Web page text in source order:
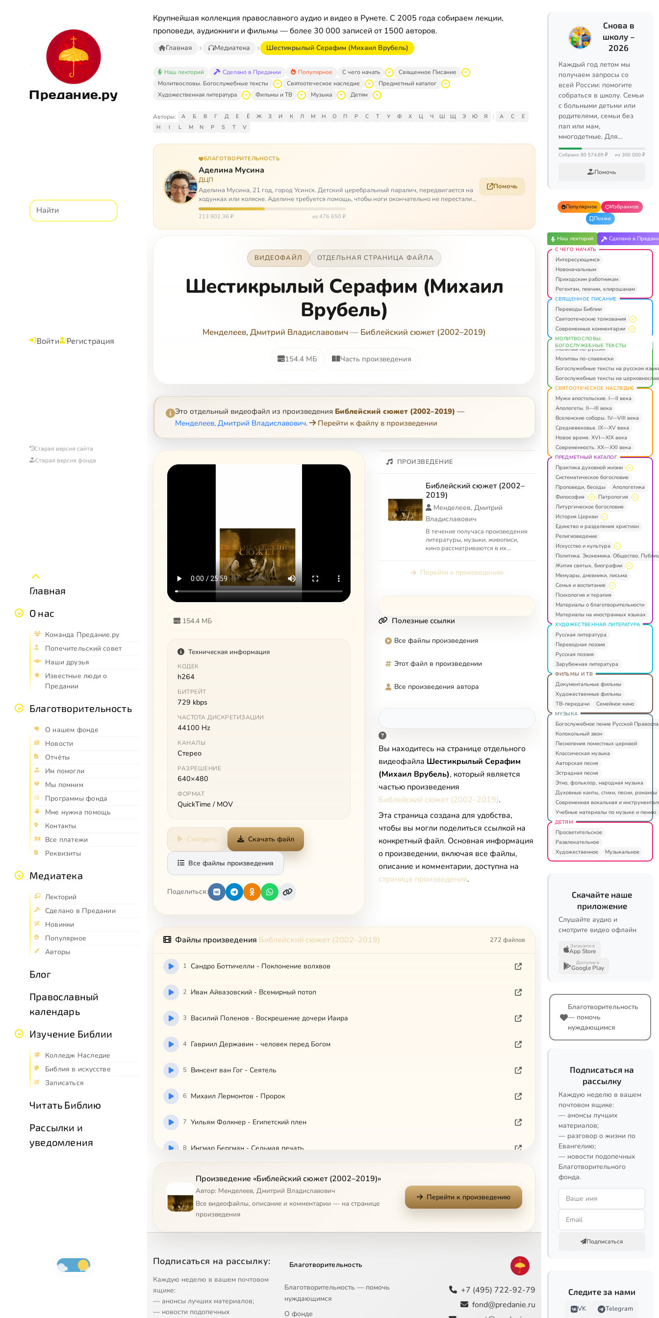
Предание.ру
Войти Регистрация
Старая версия сайта
Старая версия фонда
Главная
О нас
Команда Предание.ру
Попечительский совет
Наши друзья
Известные люди о
Предании
Благотворительность
О нашем фонде
Новости
Отчёты
Им помогли
Мы помним
Программы фонда
Мне нужна помощь
Контакты
Все платежи
Реквизиты
Медиатека
Лекторий
Сделано в Предании
Новинки
Популярное
Авторы
Блог
Православный
календарь
Изучение Библии
Колледж Наследие
Библия в искусстве
Записаться
Читать Библию
Рассылки и
уведомления
Крупнейшая коллекция православного аудио и видео в Рунете. С 2005 года собираем лекции,
проповеди, аудиокниги и фильмы — более 30 000 записей от 1500 авторов.
Главная Медиатека Шестикрылый Серафим (Михаил Врубель)
Наш лекторий Сделано в Предании Популярное С чего начать
Священное Писание
Молитвословы. Богослужебные тексты
Святоотеческое наследие
Предметный каталог
Художественная литература
Фильмы и ТВ Музыка Детям
Авторы: А Б В Г Д Е Ё Ж З И К Л М Н О П Р С Т У Ф Х Ц Ч Ш Щ Э Ю Я | A C
E
H
I L M N P S T V
БЛАГОТВОРИТЕЛЬНОСТЬ
Аделина Мусина
ДЦП
Аделина Мусина, 21 год, город Усинск. Детский церебральный паралич, передвигается на
ходунках или коляске. Аделине требуется помощь, чтобы ноги окончательно не перестали
слушаться…
213 902,36 ₽ из 476 650 ₽
Помочь
ВИДЕОФАЙЛ ОТДЕЛЬНАЯ СТРАНИЦА ФАЙЛА
Шестикрылый Серафим (Михаил
Врубель)
Менделеев, Дмитрий Владиславович— Библейский сюжет (2002–2019)
154.4 МБ Часть произведения
Это отдельный видеофайл из произведения Библейский сюжет (2002–2019) —
Менделеев, Дмитрий Владиславович. Перейти к файлу в произведении
154.4 МБ
Техническая информация
КОДЕК
h264
БИТРЕЙТ
729 kbps
ЧАСТОТА ДИСКРЕТИЗАЦИИ
44100 Hz
КАНАЛЫ
Стерео
РАЗРЕШЕНИЕ
640×480
ФОРМАТ
QuickTime / MOV
Смотреть Скачать файл
Все файлы произведения
Поделиться:
ПРОИЗВЕДЕНИЕ
Библейский сюжет (2002–
2019)
Менделеев, Дмитрий
Владиславович
В течение получаса произведения
литературы, музыки, живописи,
кино рассматриваются в их
Священно...
Перейти к произведению
Полезные ссылки
Все файлы произведения
Этот файл в произведении
Все произведения автора
Вы находитесь на странице отдельного
видеофайла Шестикрылый Серафим
(Михаил Врубель), который является
частью произведения
Библейский сюжет (2002–2019).
Эта страница создана для удобства,
чтобы вы могли поделиться ссылкой на
конкретный файл. Основная информация
о произведении, включая все файлы,
описание и комментарии, доступна на
странице произведения.
Файлы произведения Библейский сюжет (2002–2019) 272 файлов
1 Сандро Боттичелли - Поклонение волхвов
2 Иван Айвазовский - Всемирный потоп
3 Василий Поленов - Воскрешение дочери Иаира
4 Гавриил Державин - человек перед Богом
5 Винсент ван Гог - Сеятель
6 Михаил Лермонтов - Пророк
7 Уильям Фолкнер - Египетский плен
8 Ингмар Бергман - Седьмая печать
Сальвадор Дали - Тайная Вечеря
10 Илья Репин - Иов и его друзья
13 Иван Крамской - Христос в пустыне
14 Фёдор Достоевский - Брак в Кане
Произведение «Библейский сюжет (2002–2019)»
Автор: Менделеев, Дмитрий Владиславович
Все видеофайлы, описание и комментарии — на странице
произведения
Перейти к произведению
Подписаться на рассылку:
Каждую неделю в вашем почтовом
ящике:
— анонсы лучших материалов;
— новости подопечных
Благотворительность
Благотворительность — помочь
нуждающимся
О фонде
+7 (495) 722-92-79
fond@predanie.ru
Снова в
школу –
2026
Каждый год летом мы
получаем запросы со
всей России: помогите
собраться в школу. Семьи
с больными детьми или
родителями, семьи без
пап или мам,
многодетные. Для…
Собрано 80 574,89 ₽ из 300 000 ₽
Помочь
Популярное
Избранное
Позже
Наш лекторий Сделано в
С ЧЕГО НАЧАТЬ
Интересующимся
Новоначальным
Приходским работникам
Регентам, певчим, клирошанам
СВЯЩЕННОЕ ПИСАНИЕ
Переводы Библии
Святоотеческие толкования
Современные комментарии
МОЛИТВОСЛОВЫ.
БОГОСЛУЖЕБНЫЕ ТЕКСТЫ
Молитвы по-русски
Молитвы по-славянски
Богослужебные тексты на русском
Богослужебные тексты на
СВЯТООТЕЧЕСКОЕ НАСЛЕДИЕ
Мужи апостольские. I—II века
Апологеты. II—III века
Вселенские соборы. IV—VIII века
Средневековье. IX—XV века
Новое время. XVI—XIX века
Современность. XX—XXI века
ПРЕДМЕТНЫЙ КАТАЛОГ
Практика духовной жизни
Систематическое богословие
Проповеди, беседы
Апологетика
Философия
Патрология
Литургическое богословие
История Церкви
Единство и разделения христиан
Религиоведение
Искусство и культура
Политика. Экономика. Общество.
Жития святых, биографии
Мемуары, дневники, письма
Семья и воспитание
Психология и терапия
Материалы о благотворительности
Материалы на иностранных языках
ХУДОЖЕСТВЕННАЯ ЛИТЕРАТУРА
Русская литература
Переводная поэзия
Русская поэзия
Зарубежная литература
ФИЛЬМЫ И ТВ
Документальные фильмы
Художественные фильмы
ТВ-передачи
Семейное кино
МУЗЫКА
Богослужебное пение Русской
Колокольный звон
Песнопения поместных церквей
Классическая музыка
Авторская песня
Эстрадная песня
Этно, фольклор, народная музыка
Духовные канты, стихи, песни, романсы
Современная вокальная и
Учебные материалы по музыке и пению
ДЕТЯМ
Просветительское
Развлекательное
Художественное
Музыкальное
Скачайте наше
приложение
Слушайте аудио и
смотрите видео офлайн
Загрузите в
App Store
Доступно в
Google Play
Благотворительность
— помочь
нуждающимся
Подписаться на
рассылку
Каждую неделю в вашем
почтовом ящике:
— анонсы лучших
материалов;
— разговор о жизни по
Евангелию;
— новости подопечных
Благотворительного
фонда.
Подписаться
Следите за нами
VK
Telegram